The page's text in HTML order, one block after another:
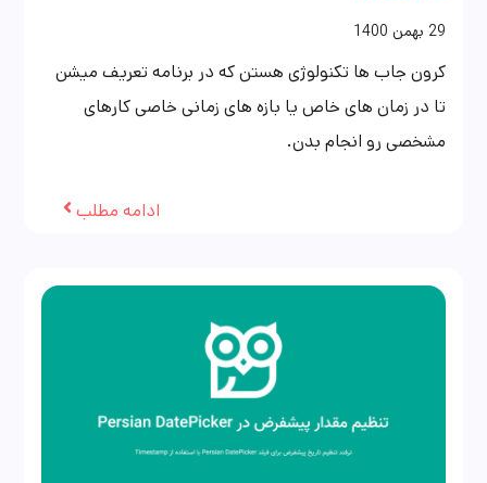
29 بهمن 1400
کرون جاب ها تکنولوژی هستن که در برنامه تعریف میشن
تا در زمان های خاص یا بازه های زمانی خاصی کارهای
مشخصی رو انجام بدن.
ادامه مطلب